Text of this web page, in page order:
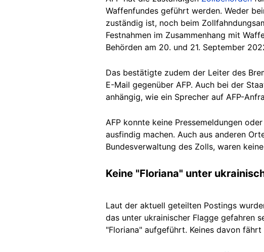
Waffenfundes geführt werden. Weder
zuständig ist, noch beim
Festnahmen im Zusammenhang mit
Behörden am 20. und 21. September
Das bestätigte zudem der Leiter des
E-Mail gegenüber AFP. Auch bei der
anhängig, wie ein Sprecher auf AFP-
AFP konnte keine Pressemeldungen
ausfindig machen. Auch aus anderen
Bundesverwaltung des Zolls, waren
Keine "Floriana" unter
Laut der aktuell geteilten Postings
das unter ukrainischer Flagge gefahren
"Floriana" aufgeführt. Keines davon